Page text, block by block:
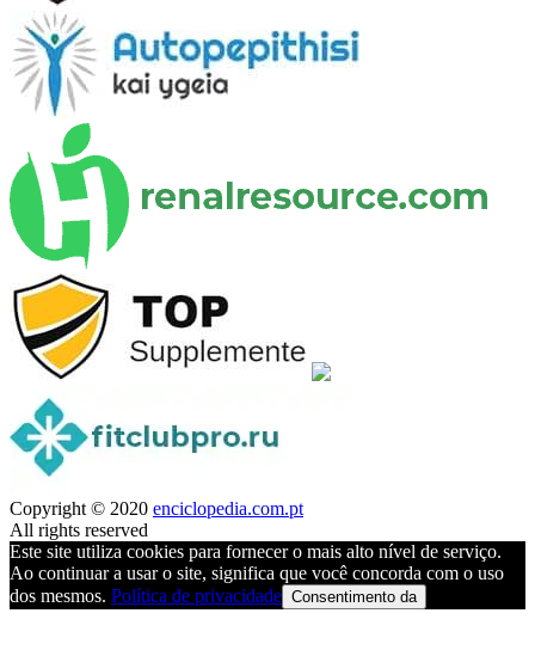
Copyright © 2020 enciclopedia.com.pt
All rights reserved
Este site utiliza cookies para fornecer o mais alto nível de serviço.
Ao continuar a usar o site, significa que você concorda com o uso
dos mesmos. Política de privacidade Consentimento da